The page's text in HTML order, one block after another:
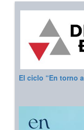
El ciclo “En torno